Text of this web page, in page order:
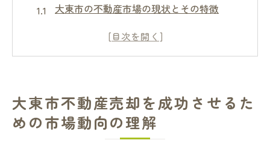
大東市の不動産市場の現状とその特徴
過去数年間の大東市における不動産価格の
季節ごとの市場動向と売却のタイミング
地域別に見る大東市の不動産需要の違い
大東市不動産売却を成功させるた
めの市場動向の理解